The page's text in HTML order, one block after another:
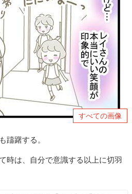
すべての画像
躊躇する。
時は、自分で意識する以上に切羽